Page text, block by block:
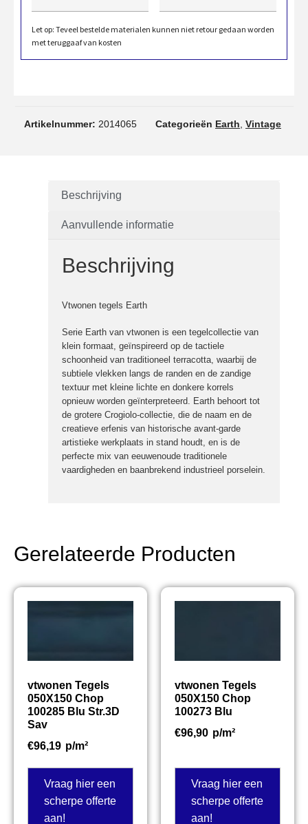
Let op: Teveel bestelde materialen kunnen niet retour gedaan worden
met teruggaaf van kosten
Artikelnummer: 2014065 Categorieën Earth Vintage
Beschrijving
Aanvullende informatie
Beschrijving
Vtwonen tegels Earth
Serie Earth van vtwonen is een tegelcollectie van
klein formaat, geïnspireerd op de tactiele
schoonheid van traditioneel terracotta, waarbij de
subtiele vlekken langs de randen en de zandige
textuur met kleine lichte en donkere korrels
opnieuw worden geïnterpreteerd. Earth behoort tot
de grotere Crogiolo-collectie, die de naam en de
creatieve erfenis van historische avant-garde
artistieke werkplaats in stand houdt, en is de
perfecte mix van eeuwenoude traditionele
vaardigheden en baanbrekend industrieel porselein.
Gerelateerde Producten
vtwonen Tegels
050X150 Chop
100285 Blu Str.3D
Sav
€96,19 p/m²
Vraag hier een
scherpe offerte
aan!
vtwonen Tegels
050X150 Chop
100273 Blu
€96,90 p/m²
Vraag hier een
scherpe offerte
aan!